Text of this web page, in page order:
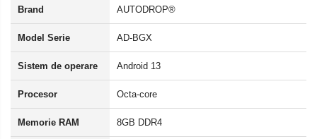
Brand AUTODROP®
Model Serie AD-BGX
Sistem de operare Android 13
Procesor Octa-core
Memorie RAM 8GB DDR4